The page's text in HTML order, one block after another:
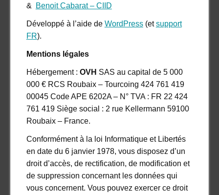
&
Benoit Cabarat – CIID
Développé à l’aide de WordPress(etsupport
FR).
Mentions légales
Hébergement : OVH SAS au capital de 5 000
000 € RCS Roubaix – Tourcoing 424 761 419
00045 Code APE 6202A – N° TVA : FR 22 424
761 419 Siège social : 2 rue Kellermann 59100
Roubaix – France.
Conformément à la loi Informatique et Libertés
en date du 6 janvier 1978, vous disposez d’un
droit d’accès, de rectification, de modification et
de suppression concernant les données qui
vous concernent. Vous pouvez exercer ce droit